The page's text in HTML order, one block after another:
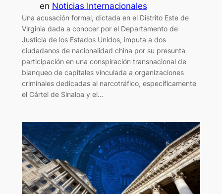
en Noticias Internacionales
Una acusación formal, dictada en el Distrito Este de
Virginia dada a conocer por el Departamento de
Justicia de los Estados Unidos, imputa a dos
ciudadanos de nacionalidad china por su presunta
participación en una conspiración transnacional de
blanqueo de capitales vinculada a organizaciones
criminales dedicadas al narcotráfico, específicamente
el Cártel de Sinaloa y el…